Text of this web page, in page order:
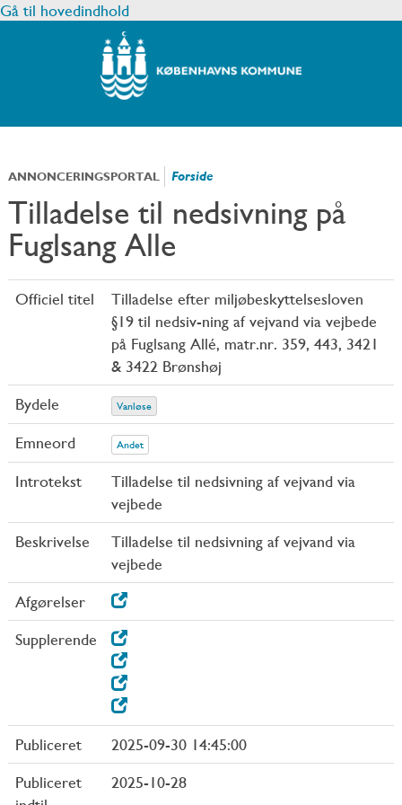
Gå til hovedindhold
ANNONCERINGSPORTAL Forside
Tilladelse til nedsivning på
Fuglsang Alle
Officiel titel
Tilladelse efter miljøbeskyttelsesloven
§19 til nedsiv-ning af vejvand via vejbede
på Fuglsang Allé, matr.nr. 359, 443, 3421
& 3422 Brønshøj
Bydele
Vanløse
Emneord Andet
Introtekst
Tilladelse til nedsivning af vejvand via
vejbede
Beskrivelse
Tilladelse til nedsivning af vejvand via
vejbede
Afgørelser
Supplerende
Publiceret
2025-09-30 14:45:00
Publiceret
2025-10-28